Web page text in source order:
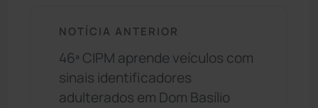
NOTÍCIA ANTERIOR
46ª CIPM aprende veículos com
sinais identificadores
adulterados em Dom Basílio